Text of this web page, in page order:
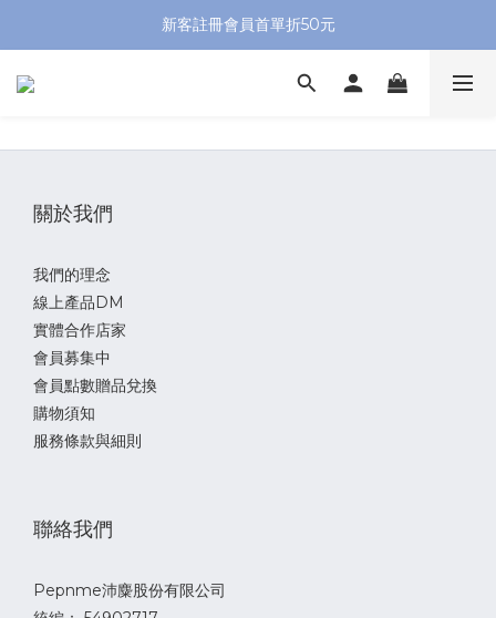
新客註冊會員首單折50元
關於我們
我們的理念
線上產品DM
實體合作店家
會員募集中
會員點數贈品兌換
購物須知
服務條款與細則
聯絡我們
Pepnme沛麋股份有限公司